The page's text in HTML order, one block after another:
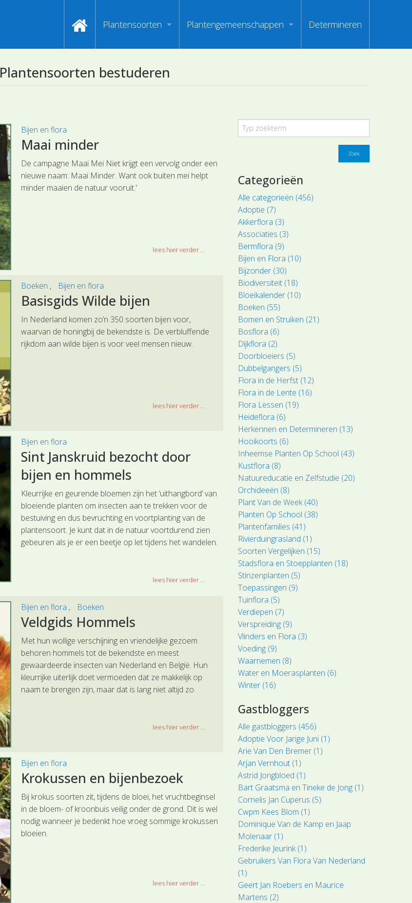
Plantensoorten
Index van plantenpaspoorten
Kijken naar kenmerken
Zoeken op kleur
Plantengemeenschappen Determineren
Plantensoorten bestuderen
Bijen en flora
Maai minder
De campagne Maai Mei Niet krijgt een vervolg onder een
nieuwe naam: Maai Minder. Want ook buiten mei helpt
minder maaien de natuur vooruit.'
lees hier verder ...
Boeken Bijen en flora
Basisgids Wilde bijen
In Nederland komen zo’n 350 soorten bijen voor,
waarvan de honingbij de bekendste is. De verbluffende
rijkdom aan wilde bijen is voor veel mensen nieuw.
lees hier verder ...
Bijen en flora
Sint Janskruid bezocht door
bijen en hommels
Kleurrijke en geurende bloemen zijn het ‘uithangbord’ van
bloeiende planten om insecten aan te trekken voor de
bestuiving en dus bevruchting en voortplanting van de
plantensoort. Je kunt dat in de natuur voortdurend zien
gebeuren als je er een beetje op let tijdens het wandelen.
lees hier verder ...
Bijen en flora Boeken
Veldgids Hommels
Met hun wollige verschijning en vriendelijke gezoem
behoren hommels tot de bekendste en meest
gewaardeerde insecten van Nederland en België. Hun
kleurrijke uiterlijk doet vermoeden dat ze makkelijk op
naam te brengen zijn, maar dat is lang niet altijd zo.
lees hier verder ...
Bijen en flora
Krokussen en bijenbezoek
Bij krokus soorten zit, tijdens de bloei, het vruchtbeginsel
in de bloem- of kroonbuis veilig onder de grond. Dit is wel
nodig wanneer je bedenkt hoe vroeg sommige krokussen
bloeien.
lees hier verder ...
Zoek
Categorieën
Alle categorieën (456)
Adoptie (7)
Akkerflora (3)
Associaties (3)
Bermflora (9)
Bijen en Flora (10)
Bijzonder (30)
Biodiversiteit (18)
Bloeikalender (10)
Boeken (55)
Bomen en Struiken (21)
Bosflora (6)
Dijkflora (2)
Doorbloeiers (5)
Dubbelgangers (5)
Flora in de Herfst (12)
Flora in de Lente (16)
Flora Lessen (19)
Heideflora (6)
Herkennen en Determineren (13)
Hooikoorts (6)
Inheemse Planten Op School (43)
Kustflora (8)
Natuureducatie en Zelfstudie (20)
Orchideeën (8)
Plant Van de Week (40)
Planten Op School (38)
Plantenfamilies (41)
Rivierduingrasland (1)
Soorten Vergelijken (15)
Stadsflora en Stoepplanten (18)
Stinzenplanten (5)
Toepassingen (9)
Tuinflora (5)
Verdiepen (7)
Verspreiding (9)
Vlinders en Flora (3)
Voeding (9)
Waarnemen (8)
Water en Moerasplanten (6)
Winter (16)
Gastbloggers
Alle gastbloggers (456)
Adoptie Voor Jarige Juni (1)
Arie Van Den Bremer (1)
Arjan Vernhout (1)
Astrid Jongbloed (1)
Bart Graatsma en Tineke de Jong (1)
Cornelis Jan Cuperus (5)
Cwpm Kees Blom (1)
Dominique Van de Kamp en Jaap
Molenaar (1)
Frederike Jeurink (1)
Gebruikers Van Flora Van Nederland
(1)
Geert Jan Roebers en Maurice
Martens (2)